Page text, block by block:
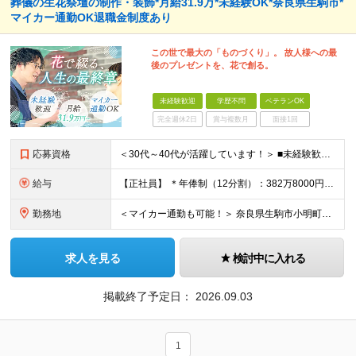
マイカー通勤OK退職金制度あり
この世で最大の「ものづくり」。 故人様への最
後のプレゼントを、花で創る。
未経験歓迎 学歴不問 ベテランOK
完全週休2日 賞与複数月 面接1回
応募資格 ＜30代～40代が活躍しています！＞ ■未経験歓迎！ ■普通自動車免許をお持ちの方（AT限定可） ※学歴不問
給与 【正社員】 ＊年俸制（12分割）：382万8000円～+交通費別途支給 ＊月収：31万9000円 ※固定残業代40時間（6万9000円分）含みます ┗超過分は別途支給いたします ※試用期間3ヶ月（期
勤務地 ＜マイカー通勤も可能！＞ 奈良県生駒市小明町446-1 (変更の範囲)上記を除く当社関連勤務地 (変更の範囲)仕事内容欄に記載の業務を除く当社業務全般
求人を見る 検討中に入れる
掲載終了予定日： 2026.09.03
1